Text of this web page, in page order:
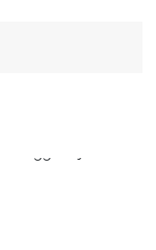
forskellige
Ariba m.fl.).
kunder